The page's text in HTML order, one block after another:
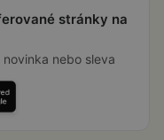
stránky na
nebo sleva